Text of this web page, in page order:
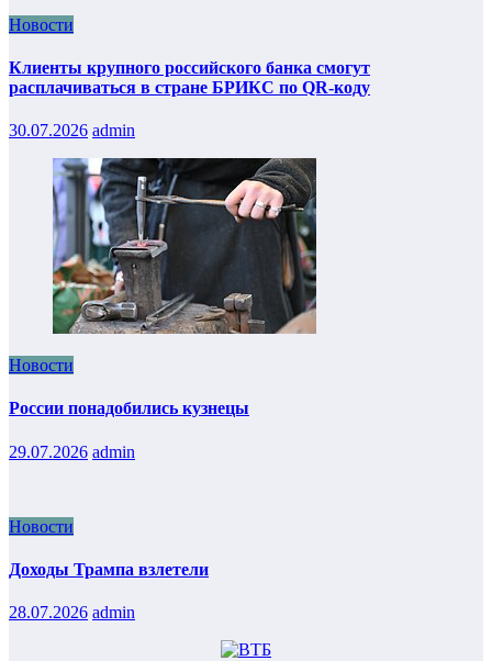
Новости
Клиенты крупного российского банка смогут
расплачиваться в стране БРИКС по QR-коду
30.07.2026 admin
Новости
России понадобились кузнецы
29.07.2026 admin
Новости
Доходы Трампа взлетели
28.07.2026 admin